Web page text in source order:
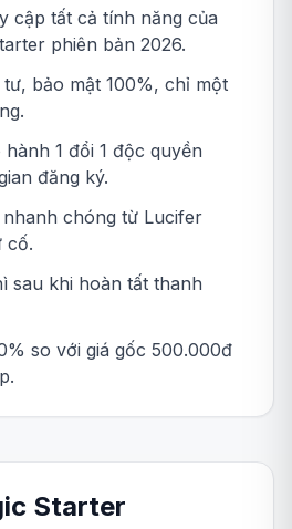
cập tất cả tính năng của
phiên bản 2026.
bảo mật 100%, chỉ một
1 đổi 1 độc quyền
đăng ký.
chóng từ Lucifer
cố.
sau khi hoàn tất thanh
so với giá gốc 500.000đ
Starter